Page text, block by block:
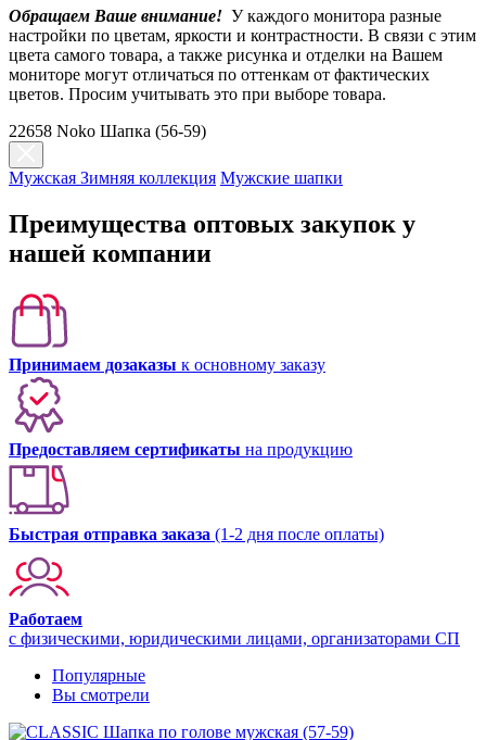
Обращаем Ваше внимание! У каждого монитора разные
настройки по цветам, яркости и контрастности. В связи с этим
цвета самого товара, а также рисунка и отделки на Вашем
мониторе могут отличаться по оттенкам от фактических
цветов. Просим учитывать это при выборе товара.
22658 Noko Шапка (56-59)
Мужская Зимняя коллекция Мужские шапки
Преимущества оптовых закупок у
нашей компании
Принимаем дозаказы к основному заказу
Предоставляем сертификаты на продукцию
Быстрая отправка заказа (1-2 дня после оплаты)
Работаем
с физическими, юридическими лицами, организаторами СП
Популярные
Вы смотрели